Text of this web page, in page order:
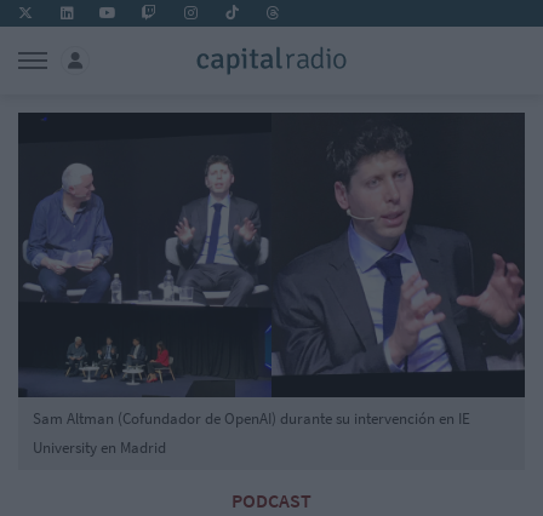
PODCAST
Sam Altman (Cofundador de OpenAI) durante su intervención en IE
University en Madrid